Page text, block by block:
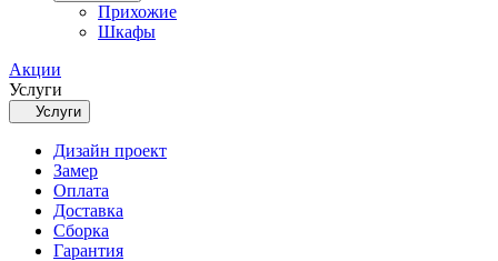
Прихожие
Шкафы
Акции
Услуги
Услуги
Дизайн проект
Замер
Оплата
Доставка
Сборка
Гарантия